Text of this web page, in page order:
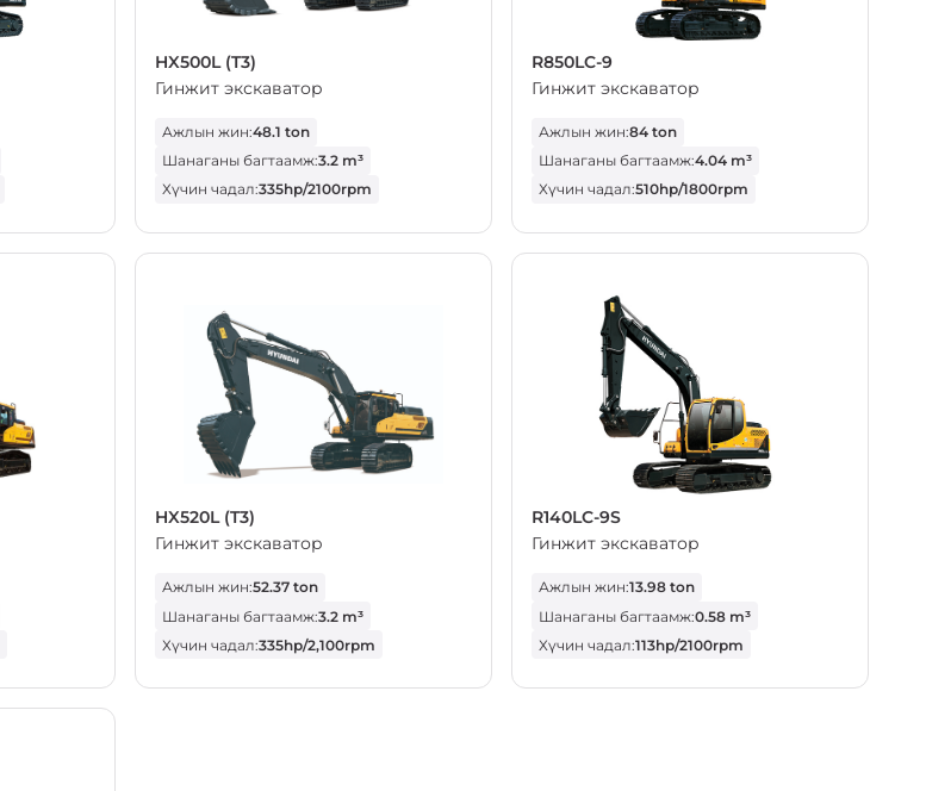
HX500L (T3)
Гинжит экскаватор
Ажлын жин:48.1 ton
Шанаганы багтаамж:3.2 m³
Хүчин чадал:335hp/2100rpm
R850LC-9
Гинжит экскаватор
Ажлын жин:84 ton
Шанаганы багтаамж:4.04 m³
Хүчин чадал:510hp/1800rpm
HX520L (T3)
Гинжит экскаватор
Ажлын жин:52.37 ton
Шанаганы багтаамж:3.2 m³
Хүчин чадал:335hp/2,100rpm
R140LC-9S
Гинжит экскаватор
Ажлын жин:13.98 ton
Шанаганы багтаамж:0.58 m³
Хүчин чадал:113hp/2100rpm